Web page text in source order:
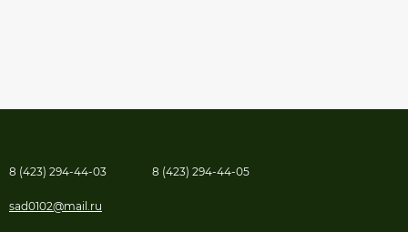
8 (423) 294-44-03 8 (423) 294-44-05
sad0102@mail.ru